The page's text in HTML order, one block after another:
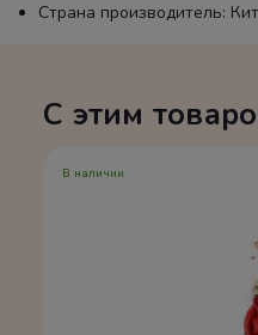
Страна производитель:
С этим
В наличии